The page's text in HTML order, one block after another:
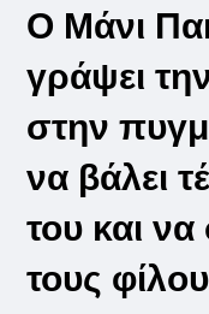
Ο Μάνι
γράψει
στην
να βάλει
του και
τους